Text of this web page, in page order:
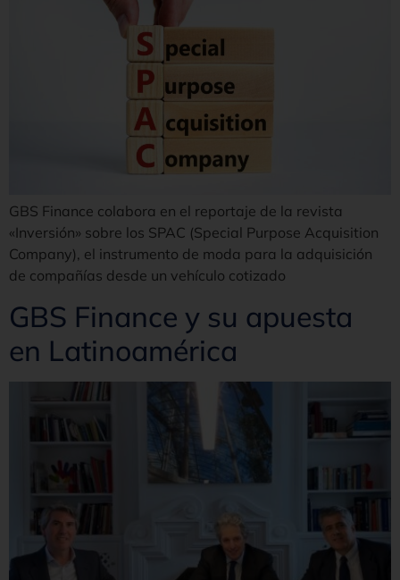
GBS Finance colabora en el reportaje de la revista
«Inversión» sobre los SPAC (Special Purpose Acquisition
Company), el instrumento de moda para la adquisición
de compañías desde un vehículo cotizado
GBS Finance y su apuesta
en Latinoamérica